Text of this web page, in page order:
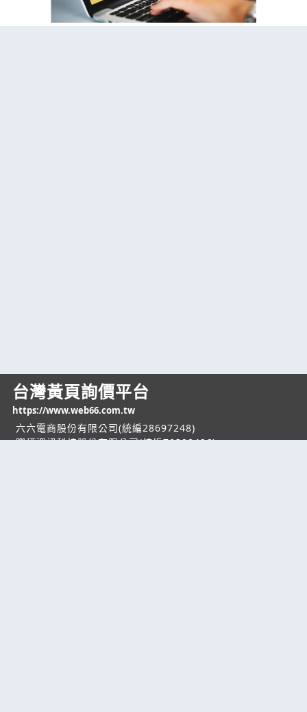
台灣黃頁詢價平台
https://www.web66.com.tw
六六電商股份有限公司(統編28697248)
際標資訊科技股份有限公司(統編70398496)